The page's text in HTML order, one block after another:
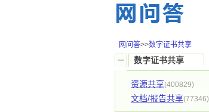
网问答>>数字证书共享
数字证书共享
资源共享(400829)
文档/报告共享(77346)